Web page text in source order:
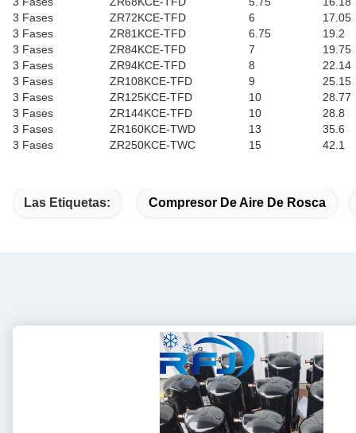
3 Fases
ZR72KCE-TFD 6
17.05
3 Fases
ZR81KCE-TFD 6.75
19.2
3 Fases
ZR84KCE-TFD 7
19.75
3 Fases
ZR94KCE-TFD 8
22.14
3 Fases
ZR108KCE-TFD 9
25.15
3 Fases
ZR125KCE-TFD 10
28.77
3 Fases
ZR144KCE-TFD 10
28.8
3 Fases
ZR160KCE-TWD 13
35.6
3 Fases
ZR250KCE-TWC 15 42.1
Las Etiquetas: Compresor De Aire De Rosca